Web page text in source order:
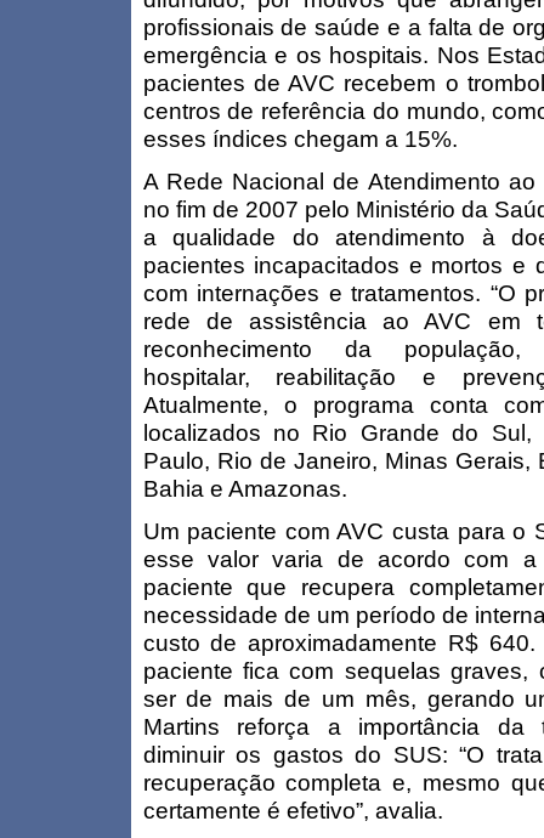
profissionais de saúde e a falta de
emergência e os hospitais. Nos
pacientes de AVC recebem o
centros de referência do mundo,
esses índices chegam a 15%.
A Rede Nacional de Atendimento
no fim de 2007 pelo Ministério da
a qualidade do atendimento à
pacientes incapacitados e mortos e
com internações e tratamentos. “O
rede de assistência ao AVC em
reconhecimento da população,
hospitalar, reabilitação e
Atualmente, o programa conta
localizados no Rio Grande do Sul,
Paulo, Rio de Janeiro, Minas Gerais,
Bahia e Amazonas.
Um paciente com AVC custa para o
esse valor varia de acordo com
paciente que recupera
necessidade de um período de
custo de aproximadamente R$
paciente fica com sequelas
ser de mais de um mês, gerando
Martins reforça a importância da
diminuir os gastos do SUS: “O
recuperação completa e, mesmo
certamente é efetivo”, avalia.